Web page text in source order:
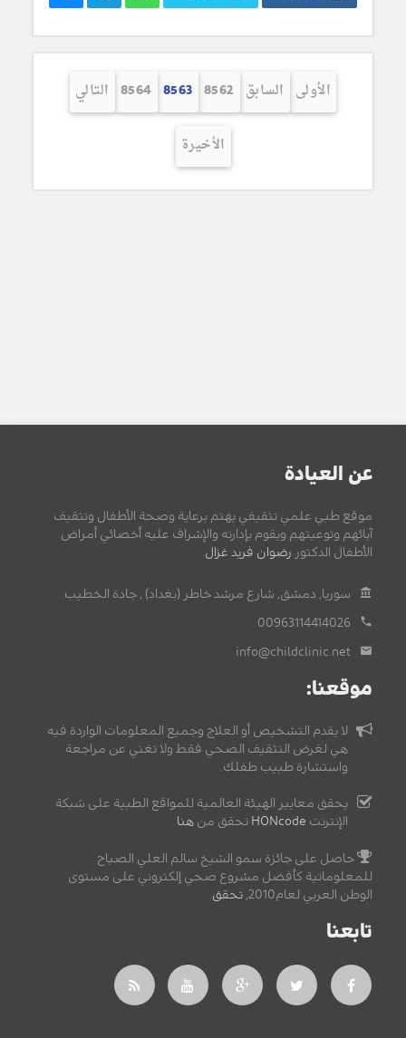
الأولى السابق 8562
8563
8564 التالي
الأخيرة
عن العيادة
موقع طبي علمي تثقيفي يهتم برعاية وصحة الأطفال وتثقيف
آبائهم وتوعيتهم ويقوم بإدارته والإشراف عليه أخصائي أمراض
الأطفال الدكتور رضوان فريد غزال.
سوريا, دمشق, شارع مرشد خاطر (بغداد) , جادة الخطيب.
00963114414026
info@childclinic.net
موقعنا:
لا يقدم التشخيص أو العلاج وجميع المعلومات الواردة فيه
هي لغرض التثقيف الصحي فقط ولا تغني عن مراجعة
واستشارة طبيب طفلك.
يحقق معايير الهيئة العالمية للمواقع الطبية على شبكة
الإنترنت HONcode تحقق من هنا
حاصل على جائزة سمو الشيخ سالم العلي الصباح
للمعلوماتية كأفضل مشروع صحي إلكتروني على مستوى
الوطن العربي لعام2010,
تحقق.
تابعنا